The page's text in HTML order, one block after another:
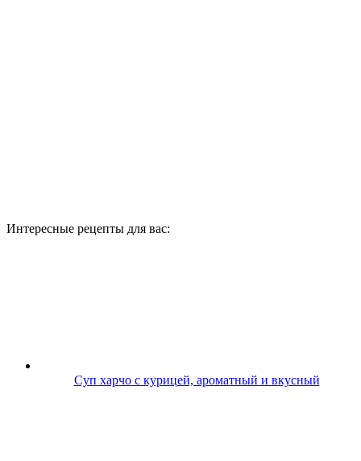
Интересные рецепты для вас:
Суп харчо с курицей, ароматный и вкусный